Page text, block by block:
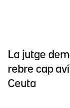
La jutge
rebre cap
Ceuta